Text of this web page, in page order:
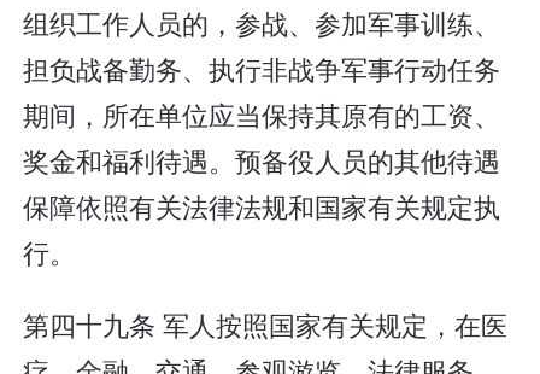
组织工作人员的，参战、参加军事训练、
担负战备勤务、执行非战争军事行动任务
期间，所在单位应当保持其原有的工资、
奖金和福利待遇。预备役人员的其他待遇
保障依照有关法律法规和国家有关规定执
行。
第四十九条 军人按照国家有关规定，在医